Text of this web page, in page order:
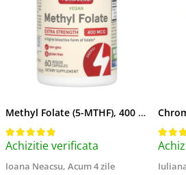
Methyl Folate (5-MTHF), 400 mcg, Jarrow Formulas, 60 capsule
Achizitie verificata
Ioana Neacsu, Acum 4 zile